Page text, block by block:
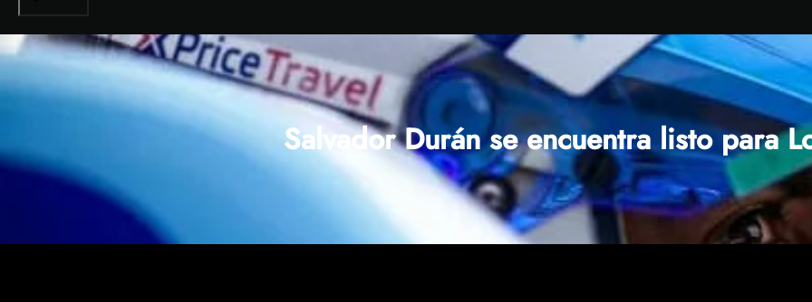
Salvador Durán se encuentra listo para